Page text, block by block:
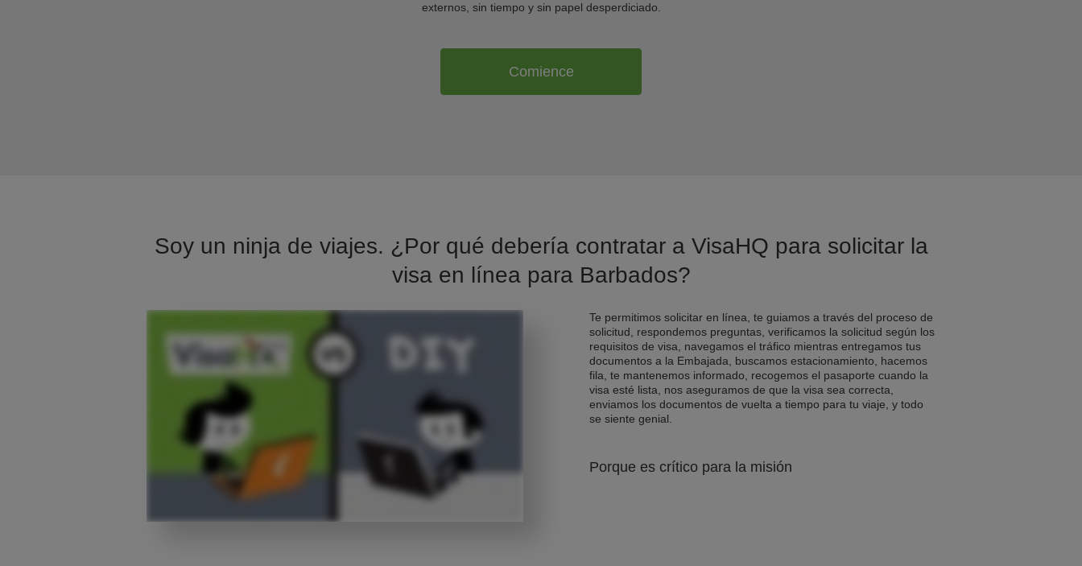
externos, sin tiempo y sin papel desperdiciado.
Comience
Soy un ninja de viajes. ¿Por qué debería contratar a VisaHQ para solicitar la
visa en línea para Barbados?
Te permitimos solicitar en línea, te guiamos a través del proceso de
solicitud, respondemos preguntas, verificamos la solicitud según los
requisitos de visa, navegamos el tráfico mientras entregamos tus
documentos a la Embajada, buscamos estacionamiento, hacemos
fila, te mantenemos informado, recogemos el pasaporte cuando la
visa esté lista, nos aseguramos de que la visa sea correcta,
enviamos los documentos de vuelta a tiempo para tu viaje, y todo
se siente genial.
Porque es crítico para la misión